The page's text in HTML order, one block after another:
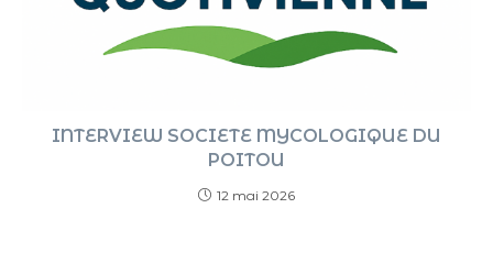
INTERVIEW SOCIETE MYCOLOGIQUE DU
POITOU
12 mai 2026